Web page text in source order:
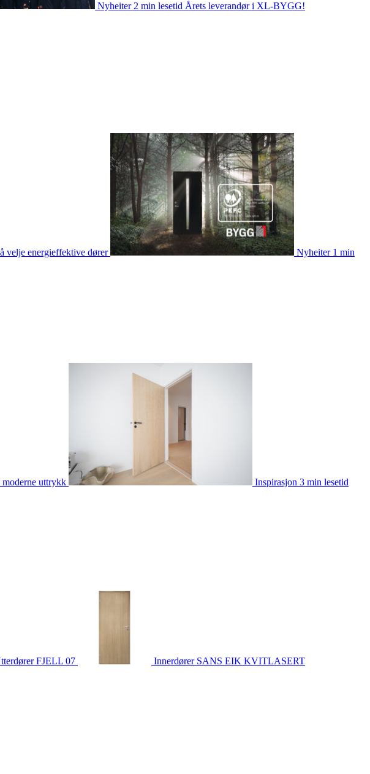
Nyheiter 2 min lesetid Årets leverandør i XL-BYGG!
velje energieffektive dører Nyheiter 1 min
uttrykk Inspirasjon 3 min lesetid
FJELL 07 Innerdører SANS EIK KVITLASERT